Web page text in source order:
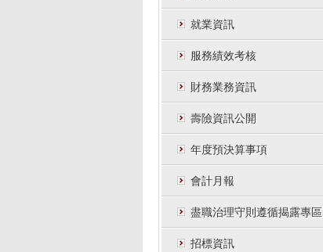
就業資訊
服務績效考核
財務業務資訊
壽險資訊公開
年度預決算事項
會計月報
盡職治理守則遵循揭露專區
招標資訊